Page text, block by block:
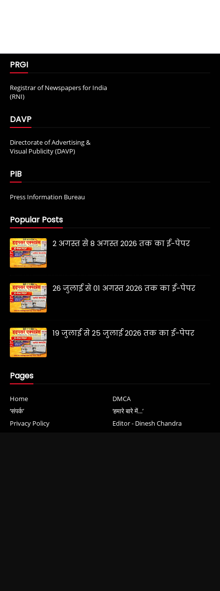
PRGI
Registrar of Newspapers for India
(RNI)
DAVP
Directorate of Advertising &
Visual Publicity (DAVP)
PIB
Press Information Bureau
Popular Posts
2 अगस्त से 8 अगस्त 2026 तक का ई-पेपर
26 जुलाई से 01 अगस्त 2026 तक का ई-पेपर
19 जुलाई से 25 जुलाई 2026 तक का ई-पेपर
Pages
Home
DMCA
‘संपर्क’
‘हमारे बारे में...’
Privacy Policy
Editor - Dinesh Chandra